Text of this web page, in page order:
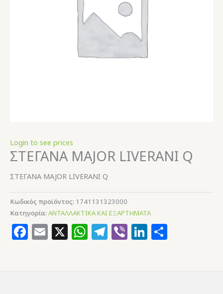
Login to see prices
ΣΤΕΓΑΝΑ MAJOR LIVERANI Q
ΣΤΕΓΑΝΑ MAJOR LIVERANI Q
Κωδικός προϊόντος: 1741131323000
Κατηγορία: ΑΝΤΑΛΛΑΚΤΙΚΑ ΚΑΙ ΕΞΑΡΤΗΜΑΤΑ
Facebook
Email
X WhatsApp
Telegram
ViberLinkedIn